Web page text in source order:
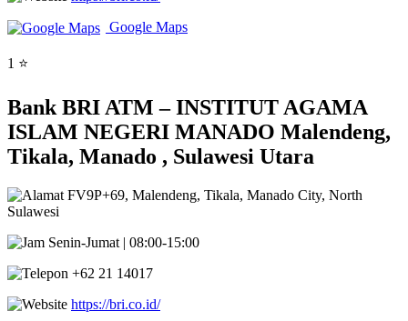
Google Maps
1 ⭐
Bank BRI ATM – INSTITUT AGAMA
ISLAM NEGERI MANADO Malendeng,
Tikala, Manado , Sulawesi Utara
FV9P+69, Malendeng, Tikala, Manado City, North
Sulawesi
Senin-Jumat | 08:00-15:00
+62 21 14017
https://bri.co.id/